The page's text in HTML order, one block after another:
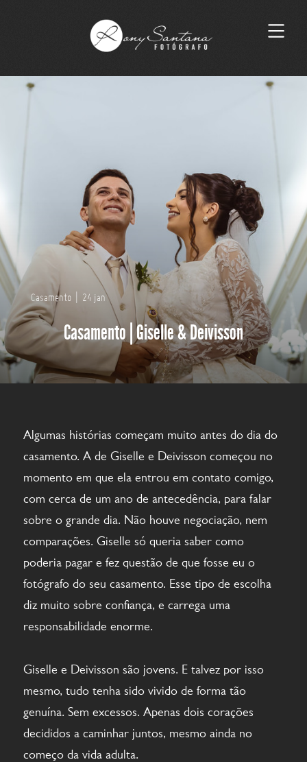
Casamento| 24 jan
Casamento | Giselle & Deivisson
Algumas histórias começam muito antes do dia do
casamento. A de Giselle e Deivisson começou no
momento em que ela entrou em contato comigo,
com cerca de um ano de antecedência, para falar
sobre o grande dia. Não houve negociação, nem
comparações. Giselle só queria saber como
poderia pagar e fez questão de que fosse eu o
fotógrafo do seu casamento. Esse tipo de escolha
diz muito sobre confiança, e carrega uma
responsabilidade enorme.
Giselle e Deivisson são jovens. E talvez por isso
mesmo, tudo tenha sido vivido de forma tão
genuína. Sem excessos. Apenas dois corações
decididos a caminhar juntos, mesmo ainda no
começo da vida adulta.